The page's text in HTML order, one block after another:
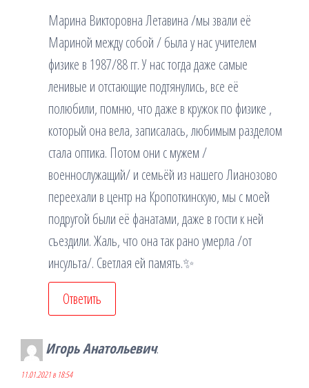
Марина Викторовна Летавина /мы звали её
Мариной между собой / была у нас учителем
физике в 1987/88 гг. У нас тогда даже самые
ленивые и отстающие подтянулись, все её
полюбили, помню, что даже в кружок по физике ,
который она вела, записалась, любимым разделом
стала оптика. Потом они с мужем /
военнослужащий/ и семьёй из нашего Лианозово
переехали в центр на Кропоткинскую, мы с моей
подругой были её фанатами, даже в гости к ней
съездили. Жаль, что она так рано умерла /от
инсульта/. Светлая ей память.✨
Ответить
Игорь Анатольевич:
11.01.2021 в 18:54